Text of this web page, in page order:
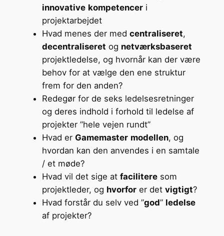
innovative kompetenceri
projektarbejdet
Hvad menes der med centraliseret,
decentraliseret og netværksbaseret
projektledelse, og hvornår kan der være
behov for at vælge den ene struktur
frem for den anden?
Redegør for de seks ledelsesretninger
og deres indhold i forhold til ledelse af
projekter ”hele vejen rundt”
Hvad er Gamemaster modellen, og
hvordan kan den anvendes i en samtale
/ et møde?
Hvad vil det sige at faciliteresom
projektleder, og hvorforer det vigtigt?
Hvad forstår du selv ved ”god” ledelse
af projekter?